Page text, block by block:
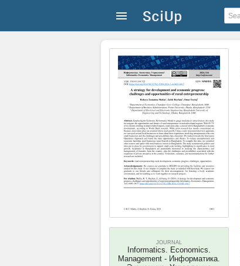
JOURNAL
Informatics. Economics.
Management - Информатика.